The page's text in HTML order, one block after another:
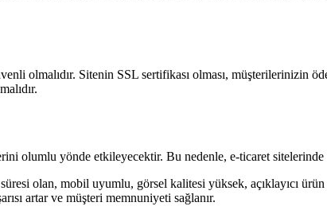
olmalıdır. Sitenin SSL sertifikası olması, müşterilerinizin
olumlu yönde etkileyecektir. Bu nedenle, e-ticaret sitelerinde
olan, mobil uyumlu, görsel kalitesi yüksek, açıklayıcı
artar ve müşteri memnuniyeti sağlanır.